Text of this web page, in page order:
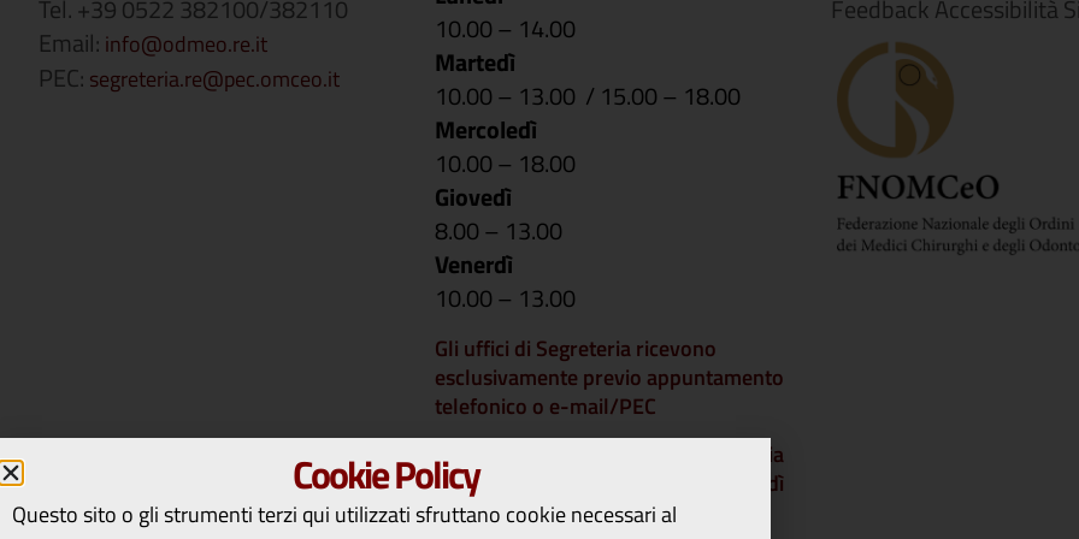
Tel. +39 0522 382100/382110
Email: info@odmeo.re.it
PEC: segreteria.re@pec.omceo.it
10.00 – 14.00
Martedì
10.00 – 13.00 / 15.00 – 18.00
Mercoledì
10.00 – 18.00
Giovedì
8.00 – 13.00
Venerdì
10.00 – 13.00
Gli uffici di Segreteria ricevono
esclusivamente previo appuntamento
telefonico o e-mail/PEC
Si comunica che gli Uffici di Segreteria
rimarranno chiusi a partire da venerdì
14 a venerdì 21 agosto 2026 e
Feedback Accessibilità
Cookie Policy
Questo sito o gli strumenti terzi qui utilizzati sfruttano cookie necessari al